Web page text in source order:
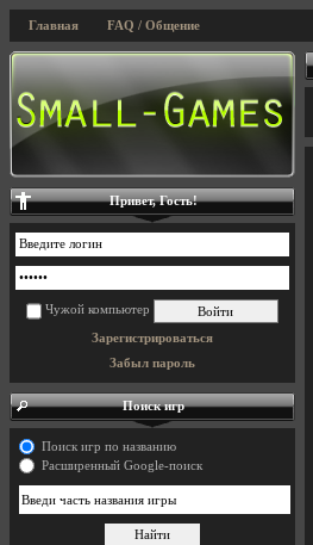
Главная FAQ / Общение
Привет, Гость!
Чужой компьютер
Зарегистрироваться
Забыл пароль
Поиск игр
Поиск игр по названию
Расширенный Google-поиск